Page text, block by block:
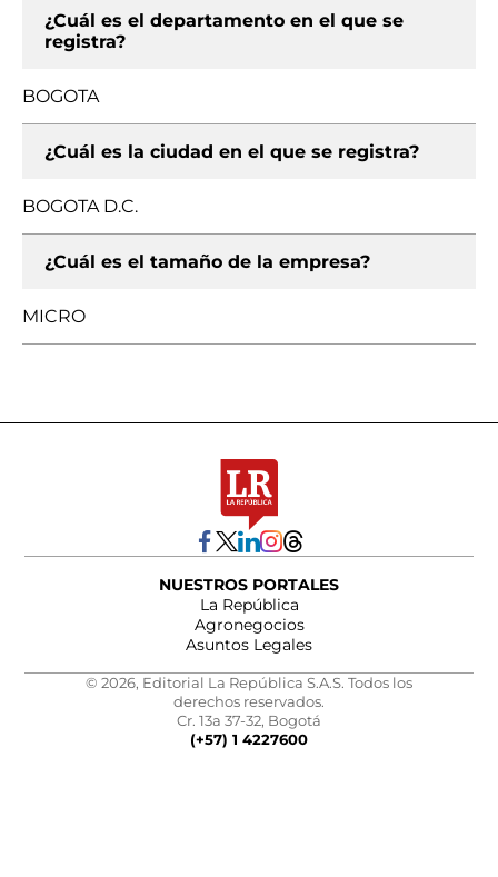
¿Cuál es el departamento en el que se
registra?
BOGOTA
¿Cuál es la ciudad en el que se registra?
BOGOTA D.C.
¿Cuál es el tamaño de la empresa?
MICRO
NUESTROS PORTALES
La República
Agronegocios
Asuntos Legales
© 2026, Editorial La República S.A.S. Todos los
derechos reservados.
Cr. 13a 37-32, Bogotá
(+57) 1 4227600